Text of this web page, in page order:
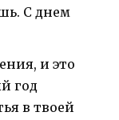
С днем
и это
год
в твоей